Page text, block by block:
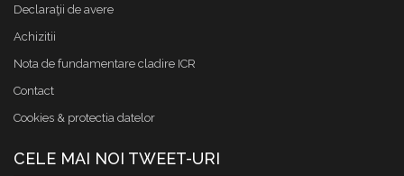
Declaraţii de avere
Achizitii
Nota de fundamentare cladire ICR
Contact
Cookies & protectia datelor
CELE MAI NOI TWEET-URI